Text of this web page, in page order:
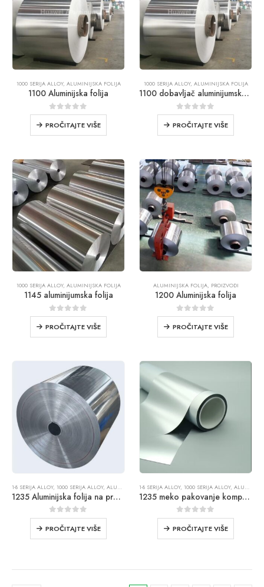
1000 SERIJA ALLOY, ALUMINIJSKA FOLIJA
1100 Aluminijska folija
0iz 5
PROČITAJTE VIŠE
1000 SERIJA ALLOY, ALUMINIJSKA FOLIJA
1100 dobavljač aluminijumske folije
0iz 5
PROČITAJTE VIŠE
1000 SERIJA ALLOY, ALUMINIJSKA FOLIJA
1145 aluminijumska folija
0iz 5
PROČITAJTE VIŠE
ALUMINIJSKA FOLIJA, PROIZVODI
1200 Aluminijska folija
0iz 5
PROČITAJTE VIŠE
1-8 SERIJA ALLOY, 1000 SERIJA ALLOY, ALUMINIJSKA FOLIJA
1235 Aluminijska folija na prodaju
0iz 5
PROČITAJTE VIŠE
1-8 SERIJA ALLOY, 1000 SERIJA ALLOY, ALUMINIJSKA FOLIJA
1235 meko pakovanje kompozitne folije
0iz 5
PROČITAJTE VIŠE